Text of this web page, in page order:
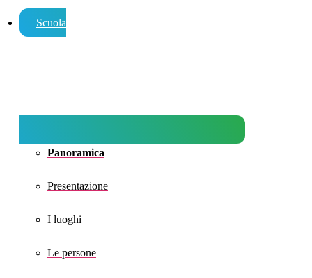
Scuola
Panoramica
Presentazione
I luoghi
Le persone